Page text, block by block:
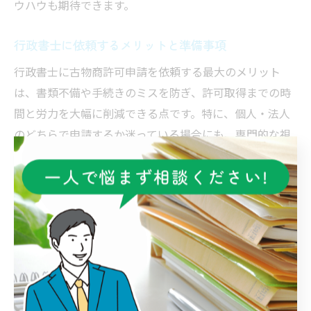
ウハウも期待できます。
行政書士に依頼するメリットと準備事項
行政書士に古物商許可申請を依頼する最大のメリット
は、書類不備や手続きのミスを防ぎ、許可取得までの時
間と労力を大幅に削減できる点です。特に、個人・法人
のどちらで申請するか迷っている場合にも、専門的な視
点から最適な方法を提案してもらえます。
依頼前に準備しておくべき主な事項としては、営業所の
所在地や使用権原の確認、個人・法人それぞれの必要書
類の用意、欠格事由の自己チェックなどが挙げられま
す。これらを事前に整理しておくことで、行政書士との
打ち合わせもスムーズに進みます。
また、行政書士の費用は事務所や手続き内容によって異